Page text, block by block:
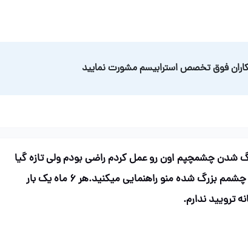
فوق تخصص استرابیسم مشورت نمایید
بزرگ شدن چشمچپم اون رو عمل کردم راضی بودم ولی تازه گیا
حدود ۴ ماه است که دوباره یکم چشمم بزرگ شده منو راهنمایی میکنید.هر ۶ ماه یک بار
ترویید ندارم.